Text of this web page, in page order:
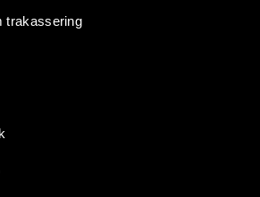
trakassering